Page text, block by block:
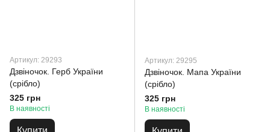
Артикул: 29293
Дзвіночок. Герб України
(срібло)
325 грн
В наявності
Артикул: 29295
Дзвіночок. Мапа України
(срібло)
325 грн
В наявності